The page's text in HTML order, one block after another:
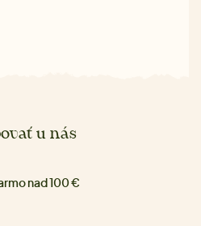
u nás
nad 100 €